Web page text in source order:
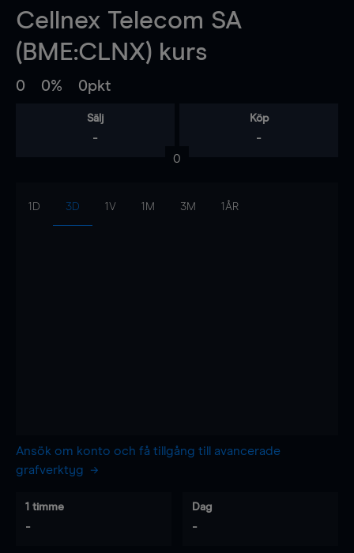
Cellnex Telecom SA
(BME:CLNX) kurs
0 0% 0pkt
Sälj
-
Köp
-
0
1D 3D 1V 1M 3M 1ÅR
Ansök om konto och få tillgång till avancerade
grafverktyg
1 timme
-
Dag
-